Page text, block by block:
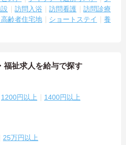
訪問入浴 訪問看護
訪問診療
齢者住宅地 ショートステイ
養
福祉求人を給与で探す
1200円以上 1400円以上
25万円以上